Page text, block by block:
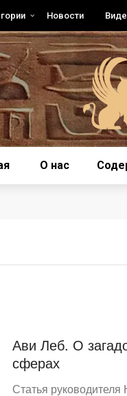
Новости
О нас
Ави Леб. О
сферах
Статья руководителя